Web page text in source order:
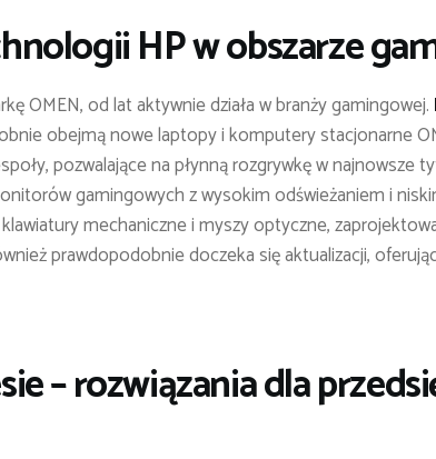
HP w obszarze
OMEN, od lat aktywnie działa w branży gamingowej.
obejmą nowe laptopy i komputery stacjonarne
pozwalające na płynną rozgrywkę w najnowsze
gamingowych z wysokim odświeżaniem i
mechaniczne i myszy optyczne,
prawdopodobnie doczeka się aktualizacji,
– rozwiązania dla